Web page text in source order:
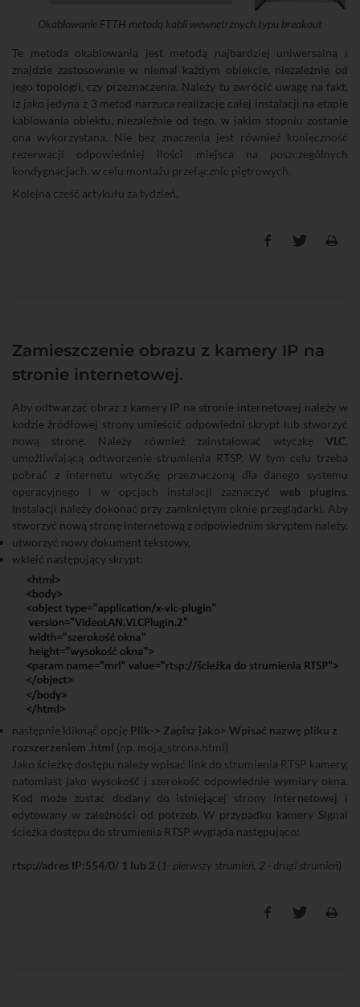
Okablowanie FTTH metodą kabli wewnętrznych typu breakout
Te metoda okablowania jest metodą najbardziej uniwersalną i
znajdzie zastosowanie w niemal każdym obiekcie, niezależnie od
jego topologii, czy przeznaczenia. Należy tu zwrócić uwagę na fakt,
iż jako jedyna z 3 metod narzuca realizację całej instalacji na etapie
kablowania obiektu, niezależnie od tego, w jakim stopniu zostanie
ona wykorzystana. Nie bez znaczenia jest również konieczność
rezerwacji odpowiedniej ilości miejsca na poszczególnych
kondygnacjach. w celu montażu przełącznic piętrowych.
Kolejna część artykułu za tydzień.
Zamieszczenie obrazu z kamery IP na
stronie internetowej.
Aby odtwarzać obraz z kamery IP na stronie internetowej należy w
kodzie źródłowej strony umieścić odpowiedni skrypt lub stworzyć
nową stronę. Należy również zainstalować wtyczkę VLC,
umożliwiającą odtworzenie strumienia RTSP. W tym celu trzeba
pobrać z internetu wtyczkę przeznaczoną dla danego systemu
operacyjnego i w opcjach instalacji zaznaczyć web plugins.
Instalacji należy dokonać przy zamkniętym oknie przeglądarki. Aby
stworzyć nową stronę internetową z odpowiednim skryptem należy.
utworzyć nowy dokument tekstowy,
wkleić następujący skrypt:
następnie kliknąć opcję Plik-> Zapisz jako> Wpisać nazwę pliku z
rozszerzeniem .html (np. moja_strona.html)
Jako ścieżkę dostępu należy wpisać link do strumienia RTSP kamery,
natomiast jako wysokość i szerokość odpowiednie wymiary okna.
Kod może zostać dodany do istniejącej strony internetowej i
edytowany w zależności od potrzeb. W przypadku kamery Signal
ścieżka dostępu do strumienia RTSP wygląda następująco:
rtsp://adres IP:554/0/ 1 lub 2 (1- pierwszy strumień, 2 - drugi strumień)